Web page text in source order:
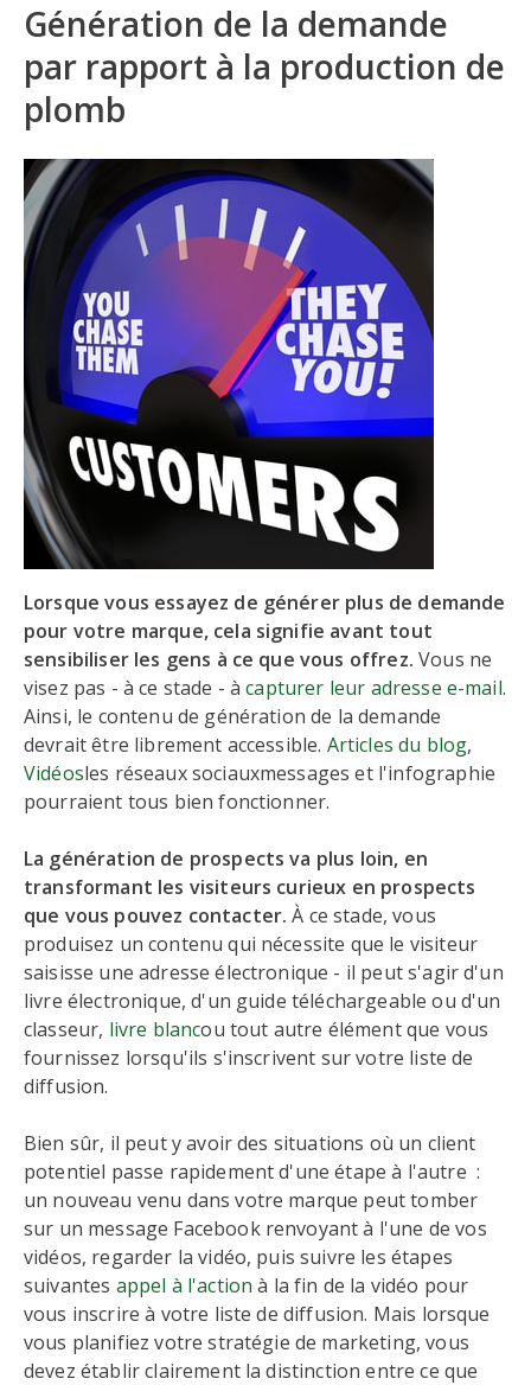
Génération de la demande
par rapport à la production de
plomb
Lorsque vous essayez de générer plus de demande
pour votre marque, cela signifie avant tout
sensibiliser les gens à ce que vous offrez. Vous ne
visez pas - à ce stade - àcapturer leur adresse e-mail.
Ainsi, le contenu de génération de la demande
devrait être librement accessible. Articles du blog,
Vidéosles réseaux sociauxmessages et l'infographie
pourraient tous bien fonctionner.
La génération de prospects va plus loin, en
transformant les visiteurs curieux en prospects
que vous pouvez contacter.À ce stade, vous
produisez un contenu qui nécessite que le visiteur
saisisse une adresse électronique - il peut s'agir d'un
livre électronique, d'un guide téléchargeable ou d'un
classeur, livre blancou tout autre élément que vous
fournissez lorsqu'ils s'inscrivent sur votre liste de
diffusion.
Bien sûr, il peut y avoir des situations où un client
potentiel passe rapidement d'une étape à l'autre :
un nouveau venu dans votre marque peut tomber
sur un message Facebook renvoyant à l'une de vos
vidéos, regarder la vidéo, puis suivre les étapes
suivantes appel à l'action à la fin de la vidéo pour
vous inscrire à votre liste de diffusion. Mais lorsque
vous planifiez votre stratégie de marketing, vous
devez établir clairement la distinction entre ce que